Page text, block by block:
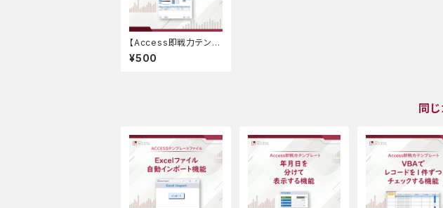
【Access即戦力テンプ
レート】フォームで開い
ているレコードを指定し
¥500
同